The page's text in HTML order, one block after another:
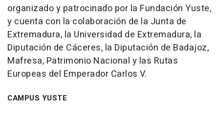
organizado y patrocinado por la Fundación Yuste,
y cuenta con la colaboración de la Junta de
Extremadura, la Universidad de Extremadura, la
Diputación de Cáceres, la Diputación de Badajoz,
Mafresa, Patrimonio Nacional y las Rutas
Europeas del Emperador Carlos V.
CAMPUS YUSTE